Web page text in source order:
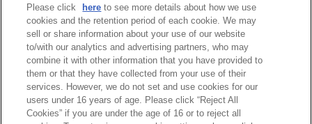
privacypolicy
Do Not Sell or Share My
Personal Information
ウェブサイトご利用条件
ソーシャルメディアポリシー
個人情報保護方針
お問い合わせ
©BANDAI
Please click
here to see more details about how we use
cookies and the retention period of each cookie. We may
sell or share information about your use of our website
to/with our analytics and advertising partners, who may
combine it with other information that you have provided to
them or that they have collected from your use of their
services. However, we do not set and use cookies for our
users under 16 years of age. Please click “Reject All
Cookies” if you are under the age of 16 or to reject all